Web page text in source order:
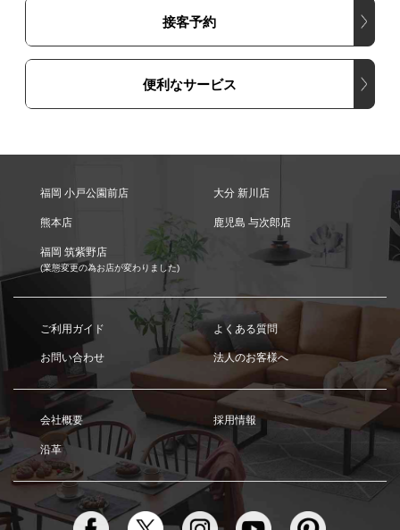
接客予約
便利なサービス
福岡 小戸公園前店 大分 新川店
熊本店 鹿児島 与次郎店
福岡 筑紫野店
(業態変更の為お店が変わりました)
ご利用ガイド よくある質問
お問い合わせ 法人のお客様へ
会社概要 採用情報
沿革